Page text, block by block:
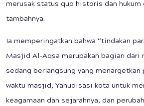
merusak status quo historis dan
tambahnya.
Ia memperingatkan bahwa “tindakan
Masjid Al-Aqsa merupakan bagian dari
sedang berlangsung yang menargetkan
waktu masjid, Yahudisasi kota untuk
keagamaan dan sejarahnya, dan